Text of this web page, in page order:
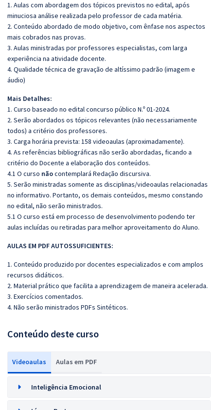
1. Aulas com abordagem dos tópicos previstos no edital, após
minuciosa análise realizada pelo professor de cada matéria.
2. Conteúdo abordado de modo objetivo, com ênfase nos aspectos
mais cobrados nas provas.
3. Aulas ministradas por professores especialistas, com larga
experiência na atividade docente.
4. Qualidade técnica de gravação de altíssimo padrão (imagem e
áudio)
Mais Detalhes:
1. Curso baseado no edital concurso público N.º 01-2024.
2. Serão abordados os tópicos relevantes (não necessariamente
todos) a critério dos professores.
3. Carga horária prevista: 158 videoaulas (aproximadamente).
4. As referências bibliográficas não serão abordadas, ficando a
critério do Docente a elaboração dos conteúdos.
4.1 O curso nãocontemplará Redação discursiva.
5. Serão ministradas somente as disciplinas/videoaulas relacionadas
no informativo. Portanto, os demais conteúdos, mesmo constando
no edital, não serão ministrados.
5.1 O curso está em processo de desenvolvimento podendo ter
aulas incluídas ou retiradas para melhor aproveitamento do Aluno.
AULAS EM PDF AUTOSSUFICIENTES:
1. Conteúdo produzido por docentes especializados e com amplos
recursos didáticos.
2. Material prático que facilita a aprendizagem de maneira acelerada.
3. Exercícios comentados.
4. Não serão ministrados PDFs Sintéticos.
Conteúdo deste curso
Videoaulas Aulas em PDF
Inteligência Emocional